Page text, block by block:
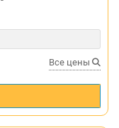
Все цены